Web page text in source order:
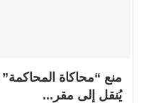
منع “محاكاة
يُنقل إلى مقر...